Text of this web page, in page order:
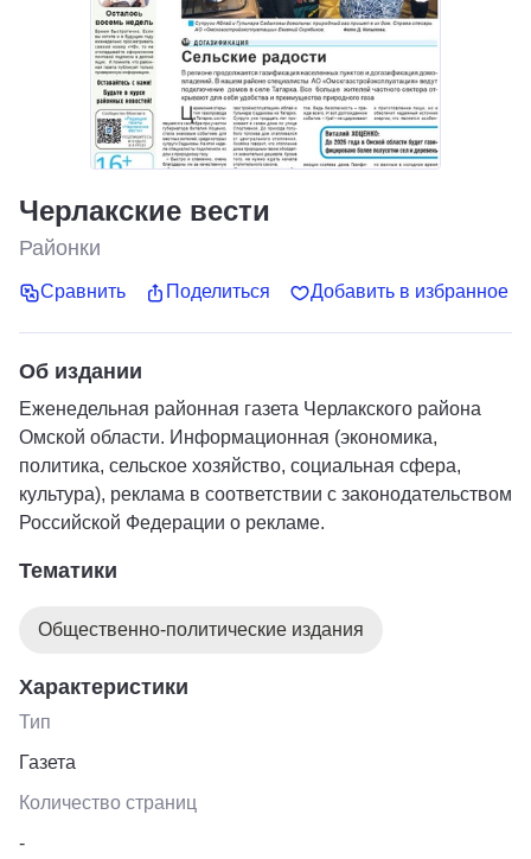
Черлакские вести
Районки
Сравнить Поделиться Добавить в избранное
Об издании
Еженедельная районная газета Черлакского района
Омской области. Информационная (экономика,
политика, сельское хозяйство, социальная сфера,
культура), реклама в соответствии с законодательством
Российской Федерации о рекламе.
Тематики
Общественно-политические издания
Характеристики
Тип
Газета
Количество страниц
-